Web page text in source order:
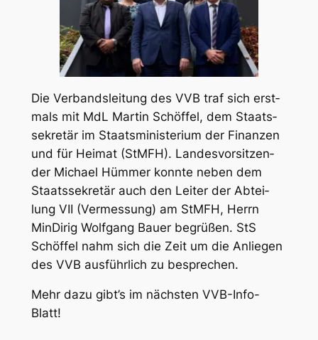
Die Ver­bands­lei­tung des VVB traf sich erst­
mals mit MdL Mar­tin Schöf­fel, dem Staats­
se­kre­tär im Staats­mi­nis­te­ri­um der Finan­zen
und für Hei­mat (StMFH). Lan­des­vor­sit­zen­
der Micha­el Hüm­mer konn­te neben dem
Staats­se­kre­tär auch den Lei­ter der Abtei­
lung VII (Ver­mes­sung) am StMFH, Herrn
Min­Di­rig Wolf­gang Bau­er begrü­ßen. StS
Schöf­fel nahm sich die Zeit um die Anlie­gen
des VVB aus­führ­lich zu bespre­chen.
Mehr dazu gibt’s im nächs­ten VVB-Info-
Blatt!